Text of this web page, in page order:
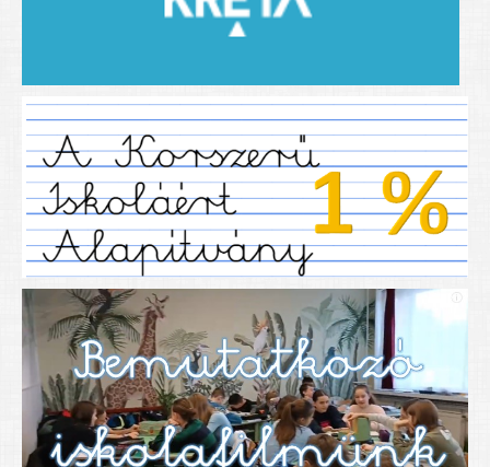
2019/2020-as tanév
Pályázataink
SIHU
EFOP 325
TÁMOP
TIOP
Határtalanul
Névadónk
UNESCO Társult Iskola
Sportversenyek